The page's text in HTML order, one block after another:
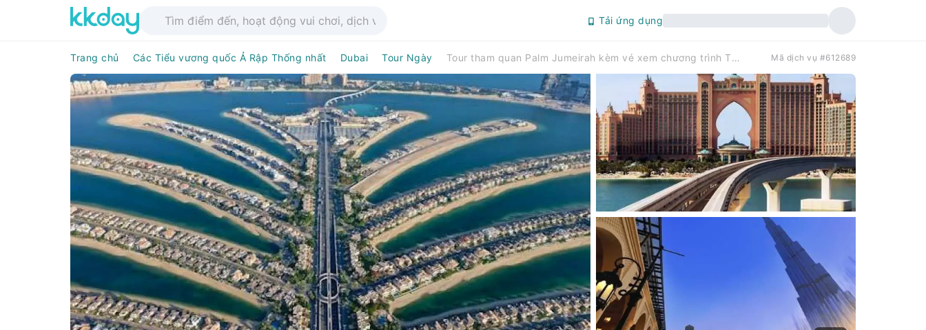
Tải ứng dụng
Trang chủ Các Tiểu vương quốc Ả Rập Thống nhất Dubai Tour Ngày Tour tham quan Palm Jumeirah kèm vé xem chương trình The View at the Palm. Mã dịch vụ #612689